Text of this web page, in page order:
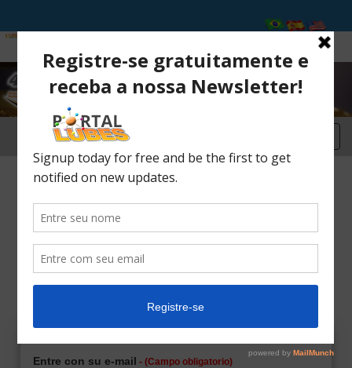
Sistema de programación de
reuniones
Este sistema solo está habilitado para personas que
estén registradas y con pago aprobado en el
Encuentro con el Mercado de Aceites Industriales y
el correo electrónico que utilizó para registrarse.
Entre con su e-mail - (Campo obligatorio)